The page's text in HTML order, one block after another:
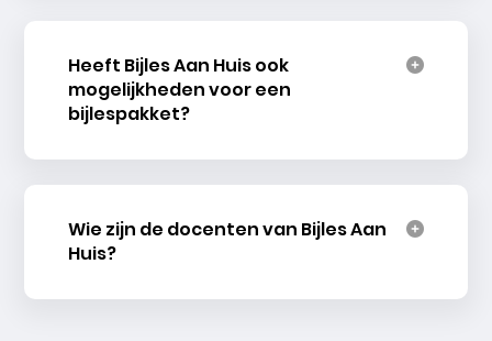
Heeft Bijles Aan Huis ook
mogelijkheden voor een
bijlespakket?
Wie zijn de docenten van Bijles Aan
Huis?